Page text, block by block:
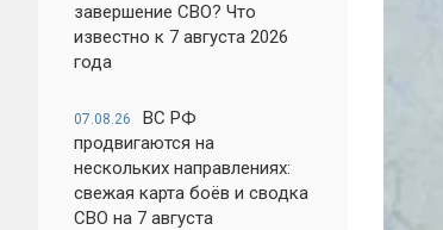
завершение СВО? Что
известно к 7 августа 2026
года
07.08.26
ВС РФ
продвигаются на
нескольких направлениях:
свежая карта боёв и сводка
СВО на 7 августа